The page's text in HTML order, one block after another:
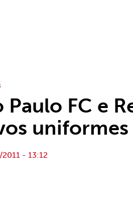
Paulo FC e
uniformes
- 13:12